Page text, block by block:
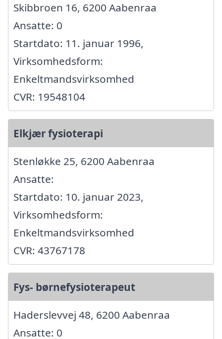
Skibbroen 16, 6200 Aabenraa
Ansatte: 0
Startdato: 11. januar 1996,
Virksomhedsform:
Enkeltmandsvirksomhed
CVR: 19548104
Elkjær fysioterapi
Stenløkke 25, 6200 Aabenraa
Ansatte:
Startdato: 10. januar 2023,
Virksomhedsform:
Enkeltmandsvirksomhed
CVR: 43767178
Fys- børnefysioterapeut
Haderslevvej 48, 6200 Aabenraa
Ansatte: 0